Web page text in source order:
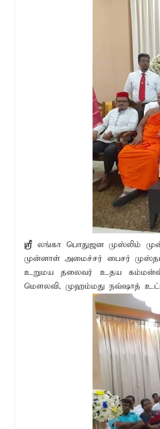
தென்கிழக்குப்
காலத்தின் தேவை –
தீகவாபியில்
தென்கிழக்குப்
தென்கிழக்குப்
நினைவுப் பதக்கங்கள்
இலங்கை அஹ்திய்யா
தென்கிழக்குப்
வியப்பில் ஆழ்த்தும்
சாய்ந்தமருது லீடர்
சாய்ந்தமருது ரியல்
நிதி மோசடிகளைத்
பொலிஸ்
2026 - 2027 இல்
எச்சரிக்கை!
ஸ்ரீ ல‌ங்கா பொதுஜ‌ன‌ முஸ்லிம்
முன்னாள் அமைச்ச‌ர் பைச‌ர்
உறும‌ய‌ த‌லைவ‌ர் உத‌ய‌
மௌல‌வி, முஹ‌ம்ம‌து ந‌வ்ஷாத்